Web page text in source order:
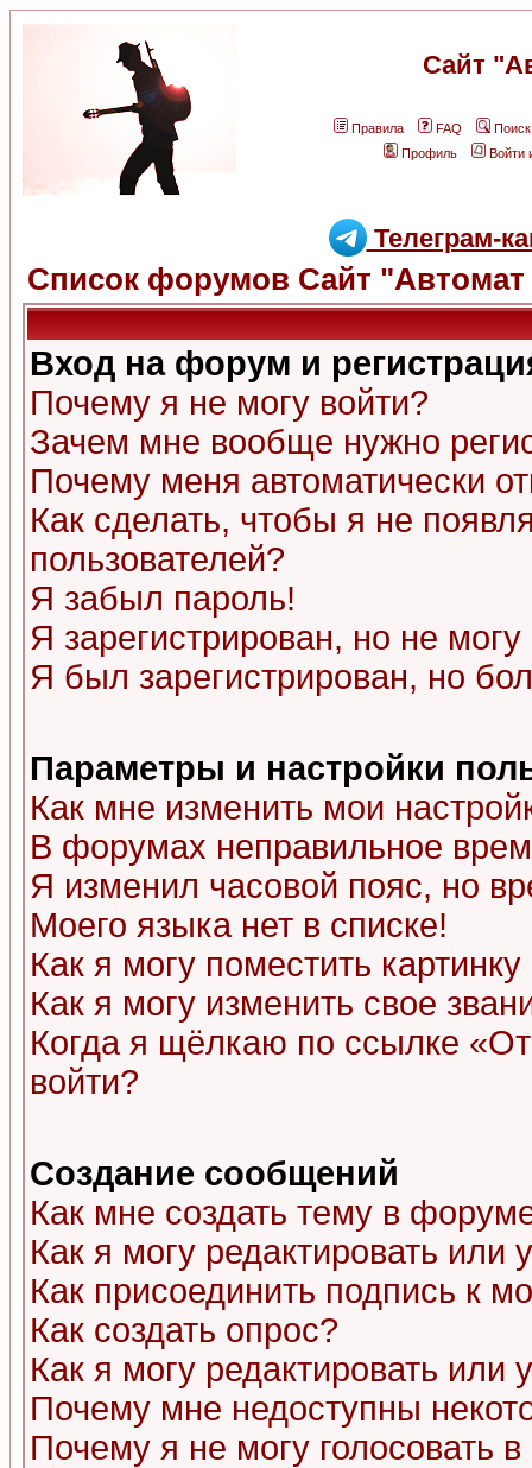
Сайт
Правила FAQ
Поиск
Профиль
Войти
Телеграм-
Список форумов Сайт "Автомат
Вход на форум и
Почему я не могу войти?
Зачем мне вообще нужно
Почему меня автоматически
Как сделать, чтобы я не
пользователей?
Я забыл пароль!
Я зарегистрирован, но не могу
Я был зарегистрирован, но
Параметры и настройки
Как мне изменить мои
В форумах неправильное
Я изменил часовой пояс, но
Моего языка нет в списке!
Как я могу поместить
Как я могу изменить свое
Когда я щёлкаю по ссылке
войти?
Создание сообщений
Как мне создать тему в
Как я могу редактировать или
Как присоединить подпись к
Как создать опрос?
Как я могу редактировать или
Почему мне недоступны
Почему я не могу голосовать